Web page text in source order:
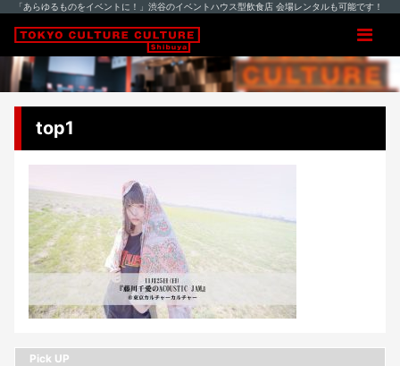
「あらゆるものをイベントに！」渋谷のイベントハウス型飲食店 会場レンタルも可能です！
top1
Pick UP